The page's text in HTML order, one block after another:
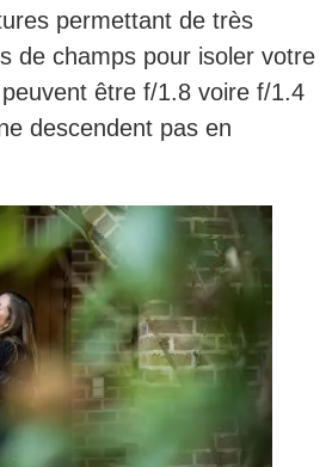
permettant de très
de champs pour isoler votre
être f/1.8 voire f/1.4
descendent pas en